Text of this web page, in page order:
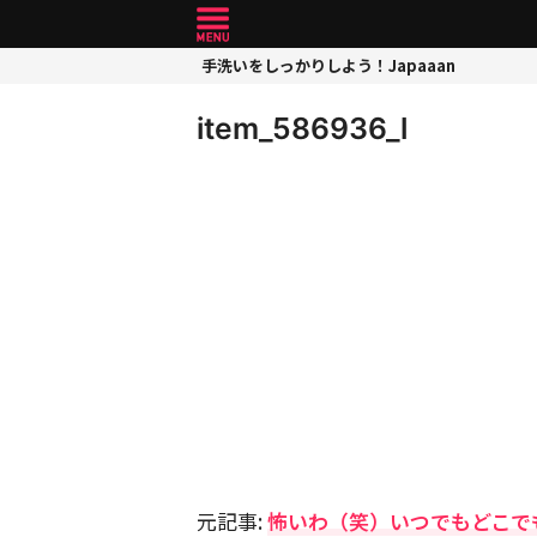
手洗いをしっかりしよう！Japaaan
item_586936_l
元記事:怖いわ（笑）いつでもどこ